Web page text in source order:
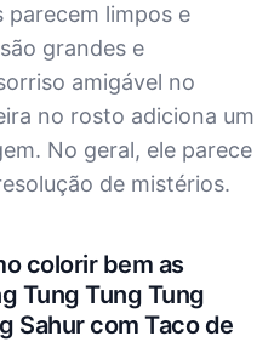
parecem limpos e
grandes e
amigável no
no rosto adiciona um
No geral, ele parece
de mistérios.
colorir bem as
Tung Tung Tung
Sahur com Taco de